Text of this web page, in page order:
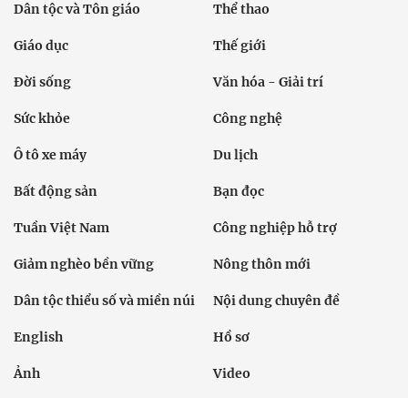
Dân tộc và Tôn giáo Thể thao
Giáo dục Thế giới
Đời sống Văn hóa - Giải trí
Sức khỏe Công nghệ
Ô tô xe máy Du lịch
Bất động sản Bạn đọc
Tuần Việt Nam Công nghiệp hỗ trợ
Giảm nghèo bền vững Nông thôn mới
Dân tộc thiểu số và miền núi Nội dung chuyên đề
English Hồ sơ
Ảnh Video